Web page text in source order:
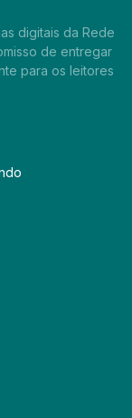
digitais da Rede
de entregar
para os leitores